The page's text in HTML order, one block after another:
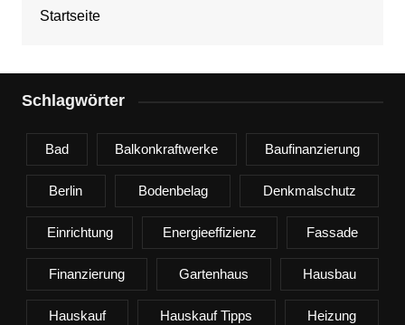
Startseite
Schlagwörter
Bad Balkonkraftwerke Baufinanzierung
Berlin Bodenbelag Denkmalschutz
Einrichtung Energieeffizienz Fassade
Finanzierung Gartenhaus Hausbau
Hauskauf Hauskauf Tipps Heizung